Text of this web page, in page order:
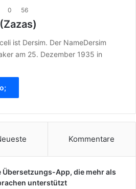
0 56
ist Dersim. Der NameDersim
am 25. Dezember 1935 in
Kommentare
Übersetzungs-App, die mehr als
unterstützt